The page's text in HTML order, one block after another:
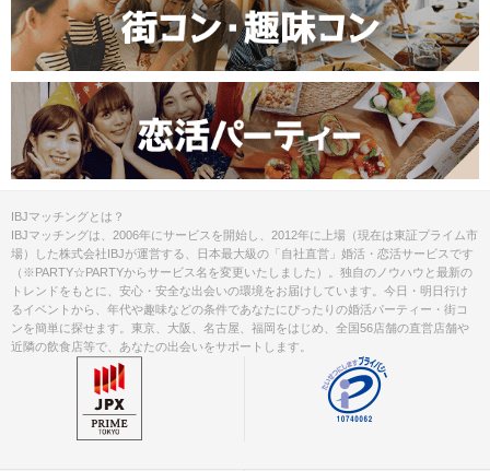
IBJマッチングとは？
IBJマッチングは、2006年にサービスを開始し、2012年に上場（現在は東証プライム市
場）した株式会社IBJが運営する、日本最大級の「自社直営」婚活・恋活サービスです
（※PARTY☆PARTYからサービス名を変更いたしました）。独自のノウハウと最新の
トレンドをもとに、安心・安全な出会いの環境をお届けしています。今日・明日行け
るイベントから、年代や趣味などの条件であなたにぴったりの婚活パーティー・街コ
ンを簡単に探せます。東京、大阪、名古屋、福岡をはじめ、全国56店舗の直営店舗や
近隣の飲食店等で、あなたの出会いをサポートします。